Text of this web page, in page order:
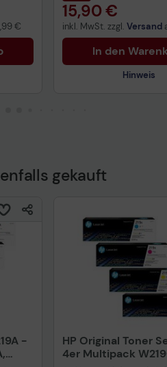
€
15,90 €
inkl. MwSt. zzgl. Versand
In den
Hinweis
Technisches
gekauft
-
HP Original Toner
4er Multipack